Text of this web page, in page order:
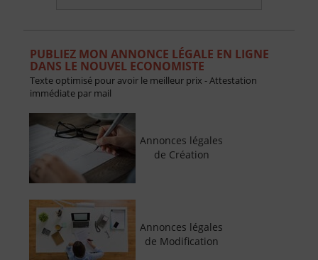
PUBLIEZ MON ANNONCE LÉGALE EN LIGNE
DANS LE NOUVEL ECONOMISTE
Texte optimisé pour avoir le meilleur prix - Attestation
immédiate par mail
Annonces légales
de Création
Annonces légales
de Modification